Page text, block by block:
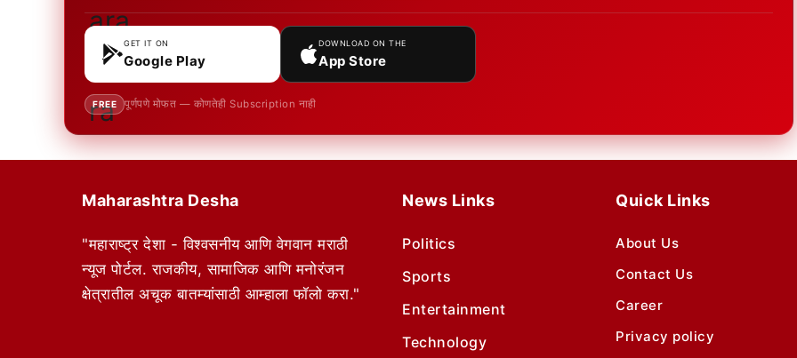
GET IT ON
Google Play
DOWNLOAD ON THE
App Store
FREE पूर्णपणे मोफत — कोणतेही Subscription नाही
Maharashtra Desha
"महाराष्ट्र देशा - विश्वसनीय आणि वेगवान मराठी
न्यूज पोर्टल. राजकीय, सामाजिक आणि मनोरंजन
क्षेत्रातील अचूक बातम्यांसाठी आम्हाला फॉलो करा."
News Links
Politics
Sports
Entertainment
Technology
Quick Links
About Us
Contact Us
Career
Privacy policy